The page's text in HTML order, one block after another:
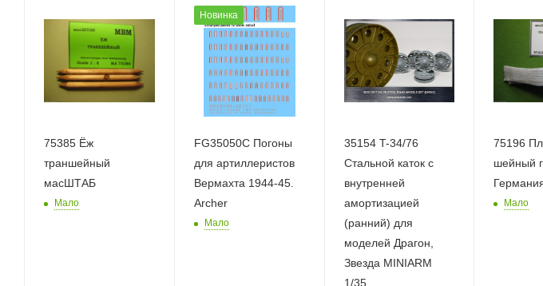
75385 Ёж
траншейный
масШТАБ
Мало
Новинка
FG35050C Погоны
для артиллеристов
Вермахта 1944-45.
Archer
Мало
35154 T-34/76
Стальной каток с
внутренней
амортизацией
(ранний) для
моделей Драгон,
Звезда MINIARM
1/35
75196
шейный
Мало